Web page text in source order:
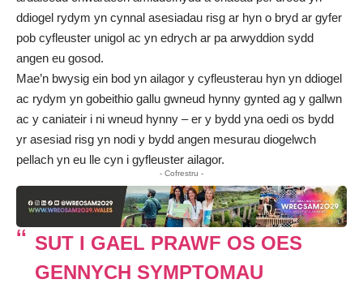
ddiogel rydym yn cynnal asesiadau risg ar hyn o bryd ar gyfer
pob cyfleuster unigol ac yn edrych ar pa arwyddion sydd
angen eu gosod.
Mae’n bwysig ein bod yn ailagor y cyfleusterau hyn yn ddiogel
ac rydym yn gobeithio gallu gwneud hynny gynted ag y gallwn
ac y caniateir i ni wneud hynny – er y bydd yna oedi os bydd
yr asesiad risg yn nodi y bydd angen mesurau diogelwch
pellach yn eu lle cyn i gyfleuster ailagor.
- Cofrestru -
SUT I GAEL PRAWF OS OES
GENNYCH SYMPTOMAU